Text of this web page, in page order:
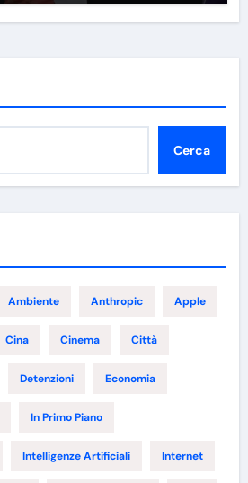
Cerca
Ambiente Anthropic Apple
Cina Cinema Città
Detenzioni Economia
In Primo Piano
Intelligenze Artificiali Internet